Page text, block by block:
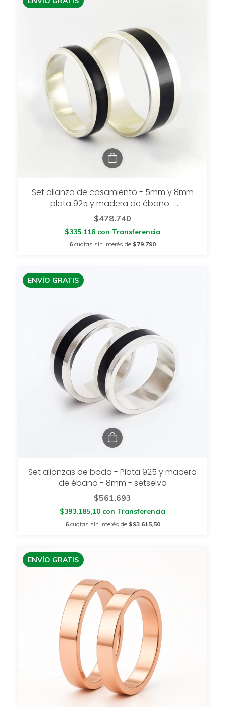
Set alianza de casamiento - 5mm y 8mm
plata 925 y madera de ébano -
setselvafauna
$478.740
$335.118 con Transferencia
6 cuotas sin interés de $79.790
ENVÍO GRATIS
Set alianzas de boda - Plata 925 y madera
de ébano - 8mm - setselva
$561.693
$393.185,10 con Transferencia
6 cuotas sin interés de $93.615,50
ENVÍO GRATIS